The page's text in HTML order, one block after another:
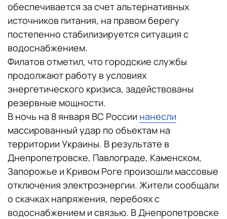
обеспечивается за счет альтернативных
источников питания, на правом берегу
постепенно стабилизируется ситуация с
водоснабжением.
Филатов отметил, что городские службы
продолжают работу в условиях
энергетического кризиса, задействованы
резервные мощности.
В ночь на 8 января ВС России нанесли
массированный удар по объектам на
территории Украины. В результате в
Днепропетровске, Павлограде, Каменском,
Запорожье и Кривом Роге произошли массовые
отключения электроэнергии. Жители сообщали
о скачках напряжения, перебоях с
водоснабжением и связью. В Днепропетровске